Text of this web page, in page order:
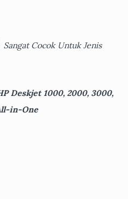
Cocok Untuk Jenis
Deskjet 1000, 2000, 3000,
in-One